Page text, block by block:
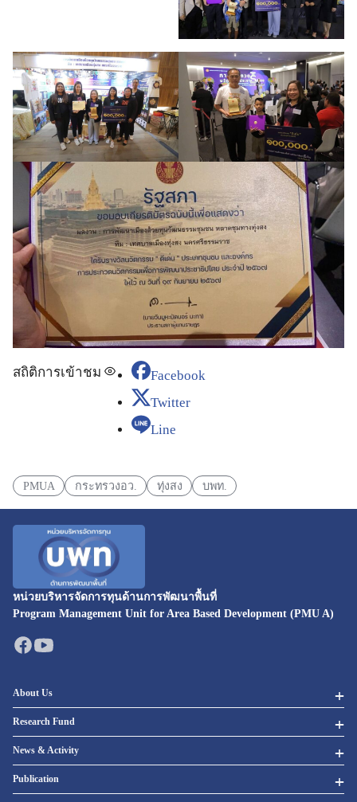
สถิติการเข้าชม
Facebook
Twitter
Line
PMUA กระทรวงอว. ทุ่งสง บพท.
หน่วยบริหารจัดการทุนด้านการพัฒนาพื้นที่
Program Management Unit for Area Based Development (PMU A)
About Us
Research Fund
News & Activity
Publication